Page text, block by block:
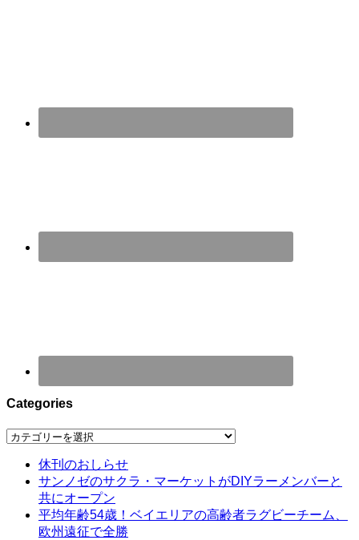
Categories
Categories
休刊のおしらせ
サンノゼのサクラ・マーケットがDIYラーメンバーと
共にオープン
平均年齢54歳！ベイエリアの高齢者ラグビーチーム、
欧州遠征で全勝